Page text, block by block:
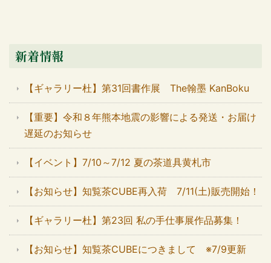
新着情報
【ギャラリー杜】第31回書作展 The翰墨 KanBoku
【重要】令和８年熊本地震の影響による発送・お届け
遅延のお知らせ
【イベント】7/10～7/12 夏の茶道具黄札市
【お知らせ】知覧茶CUBE再入荷 7/11(土)販売開始！
【ギャラリー杜】第23回 私の手仕事展作品募集！
【お知らせ】知覧茶CUBEにつきまして ※7/9更新